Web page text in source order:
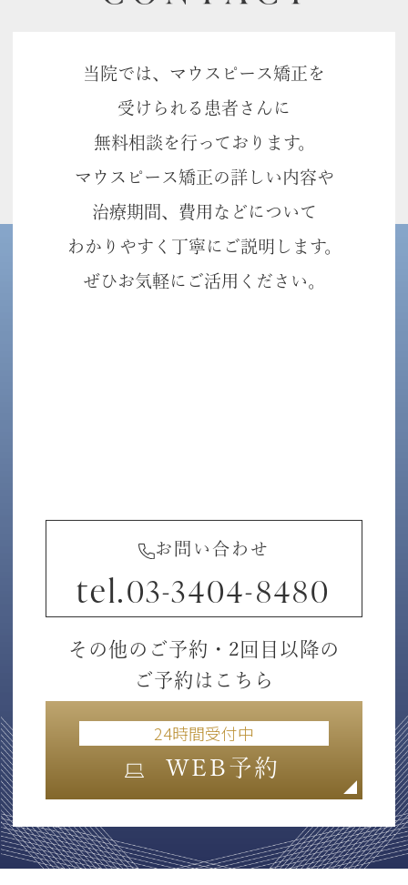
当院では、マウスピース矯正を
受けられる患者さんに
無料相談を行っております。
マウスピース矯正の詳しい内容や
治療期間、費用などについて
わかりやすく丁寧にご説明します。
ぜひお気軽にご活用ください。
お問い合わせ
tel.03-3404-8480
その他のご予約・2回目以降の
ご予約はこちら
24時間受付中
WEB予約